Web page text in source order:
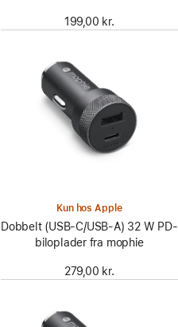
199,00 kr.
Kun hos Apple
Dobbelt (USB-C/USB-A) 32 W PD-
biloplader fra mophie
279,00 kr.